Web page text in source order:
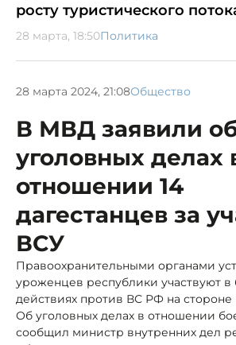
росту туристического
28 марта, 18:50Политика
28 марта 2024, 21:08Общество
В МВД заявили
уголовных делах
отношении 14
дагестанцев за
ВСУ
Правоохранительными органами
уроженцев республики участвуют в
действиях против ВС РФ на стороне
Об уголовных делах в отношении
сообщил министр внутренних дел